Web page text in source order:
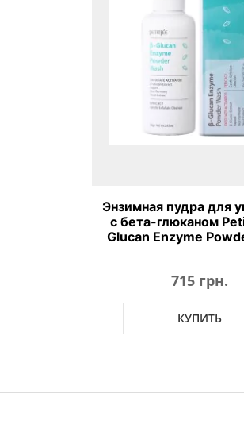
Энзимная пудра для
с бета-глюканом
Glucan Enzyme
715 грн.
КУПИТЬ